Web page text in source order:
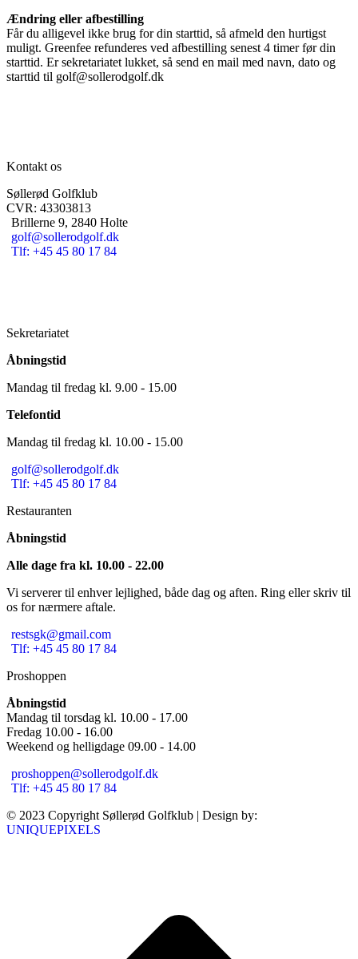
Ændring eller afbestilling
Får du alligevel ikke brug for din starttid, så afmeld den hurtigst
muligt. Greenfee refunderes ved afbestilling senest 4 timer før din
starttid. Er sekretariatet lukket, så send en mail med navn, dato og
starttid til golf@sollerodgolf.dk
Kontakt os
Søllerød Golfklub
CVR: 43303813
Brillerne 9, 2840 Holte
golf@sollerodgolf.dk
Tlf: +45 45 80 17 84
Sekretariatet
Åbningstid
Mandag til fredag kl. 9.00 - 15.00
Telefontid
Mandag til fredag kl. 10.00 - 15.00
golf@sollerodgolf.dk
Tlf: +45 45 80 17 84
Restauranten
Åbningstid
Alle dage fra kl. 10.00 - 22.00
Vi serverer til enhver lejlighed, både dag og aften. Ring eller skriv til
os for nærmere aftale.
restsgk@gmail.com
Tlf: +45 45 80 17 84
Proshoppen
Åbningstid
Mandag til torsdag kl. 10.00 - 17.00
Fredag 10.00 - 16.00
Weekend og helligdage 09.00 - 14.00
proshoppen@sollerodgolf.dk
Tlf: +45 45 80 17 84
© 2023 Copyright Søllerød Golfklub | Design by:
UNIQUEPIXELS